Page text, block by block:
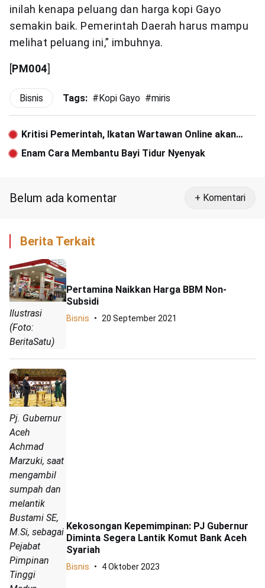
inilah kenapa peluang dan harga kopi Gayo
semakin baik. Pemerintah Daerah harus mampu
melihat peluang ini,” imbuhnya.
[PM004]
Bisnis Tags: #Kopi Gayo #miris
Kritisi Pemerintah, Ikatan Wartawan Online akan
Datangi 34 Menteri
Enam Cara Membantu Bayi Tidur Nyenyak
Belum ada komentar + Komentari
Berita Terkait
Ilustrasi
(Foto:
BeritaSatu)
Pertamina Naikkan Harga BBM Non-
Subsidi
Bisnis 20 September 2021
Pj. Gubernur
Aceh
Achmad
Marzuki, saat
mengambil
sumpah dan
melantik
Bustami SE,
M.Si, sebagai
Pejabat
Pimpinan
Tinggi
Kekosongan Kepemimpinan: PJ Gubernur
Diminta Segera Lantik Komut Bank Aceh
Syariah
Bisnis 4 Oktober 2023